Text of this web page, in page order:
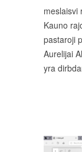
meslaisvi
Kauno
pastaroji
Aurelijai
yra